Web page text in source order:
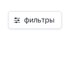
фильтры